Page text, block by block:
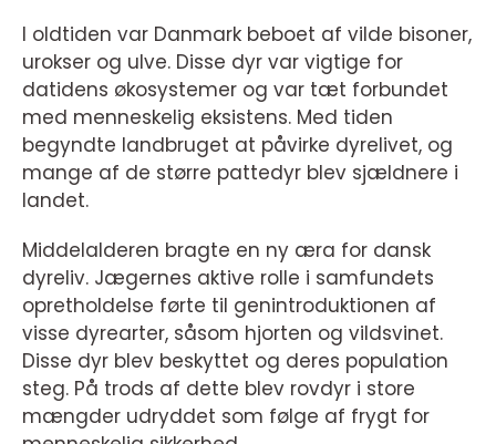
I oldtiden var Danmark beboet af vilde bisoner,
urokser og ulve. Disse dyr var vigtige for
datidens økosystemer og var tæt forbundet
med menneskelig eksistens. Med tiden
begyndte landbruget at påvirke dyrelivet, og
mange af de større pattedyr blev sjældnere i
landet.
Middelalderen bragte en ny æra for dansk
dyreliv. Jægernes aktive rolle i samfundets
opretholdelse førte til genintroduktionen af
visse dyrearter, såsom hjorten og vildsvinet.
Disse dyr blev beskyttet og deres population
steg. På trods af dette blev rovdyr i store
mængder udryddet som følge af frygt for